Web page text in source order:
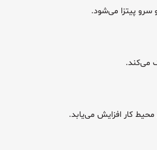
پیتزا می‌شود.
محیط کار افزایش می‌یابد.